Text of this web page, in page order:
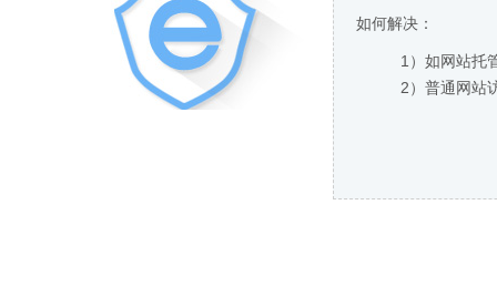
如何解决：
1）如网站托
2）普通网站